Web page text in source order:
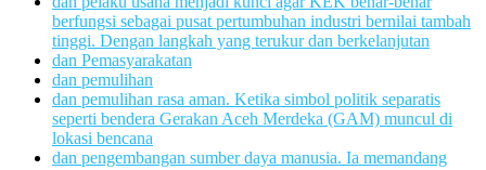
berfungsi sebagai pusat pertumbuhan industri bernilai tambah
tinggi. Dengan langkah yang terukur dan berkelanjutan
dan Pemasyarakatan
dan pemulihan
dan pemulihan rasa aman. Ketika simbol politik separatis
seperti bendera Gerakan Aceh Merdeka (GAM) muncul di
lokasi bencana
dan pengembangan sumber daya manusia. Ia memandang